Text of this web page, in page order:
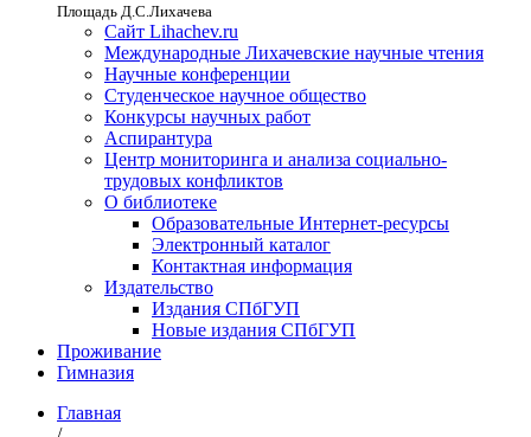
Площадь Д.С.Лихачева
Сайт Lihachev.ru
Международные Лихачевские научные чтения
Научные конференции
Студенческое научное общество
Конкурсы научных работ
Аспирантура
Центр мониторинга и анализа социально-
трудовых конфликтов
О библиотеке
Образовательные Интернет-ресурсы
Электронный каталог
Контактная информация
Издательство
Издания СПбГУП
Новые издания СПбГУП
Проживание
Гимназия
Главная